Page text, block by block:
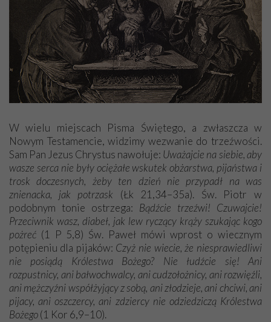
W wielu miejscach Pisma Świętego, a zwłaszcza w
Nowym Testamencie, widzimy wezwanie do trzeźwości.
Sam Pan Jezus Chrystus nawołuje: Uważajcie na siebie, aby
wasze serca nie były ociężałe wskutek obżarstwa, pijaństwa i
trosk doczesnych, żeby ten dzień nie przypadł na was
znienacka, jak potrzask (Łk 21,34–35a). Św. Piotr w
podobnym tonie ostrzega: Bądźcie trzeźwi! Czuwajcie!
Przeciwnik wasz, diabeł, jak lew ryczący krąży szukając kogo
pożreć (1 P 5,8) Św. Paweł mówi wprost o wiecznym
potępieniu dla pijaków: Czyż nie wiecie, że niesprawiedliwi
nie posiądą Królestwa Bożego? Nie łudźcie się! Ani
rozpustnicy, ani bałwochwalcy, ani cudzołożnicy, ani rozwięźli,
ani mężczyźni współżyjący z sobą, ani złodzieje, ani chciwi, ani
pijacy, ani oszczercy, ani zdziercy nie odziedziczą Królestwa
Bożego(1 Kor 6,9–10).